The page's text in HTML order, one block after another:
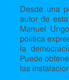
Desde una
autor de
Manuel
política
la
Puede
las